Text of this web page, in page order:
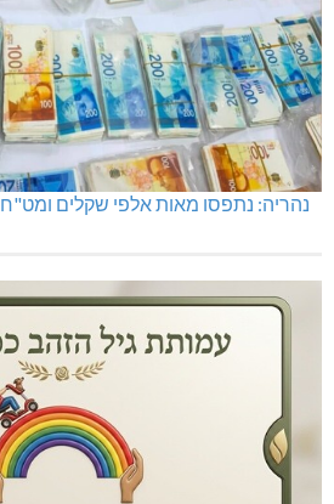
נהריה: נתפסו מאות אלפי שקלים ומט"ח